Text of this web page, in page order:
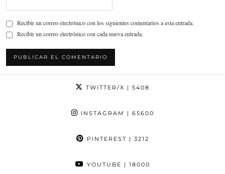
Recibir un correo electrónico con los siguientes comentarios a esta entrada.
Recibir un correo electrónico con cada nueva entrada.
TWITTER/X | 5408
INSTAGRAM | 65600
PINTEREST | 3212
YOUTUBE | 18000